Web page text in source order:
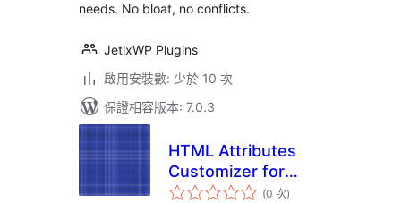
needs. No bloat, no conflicts.
JetixWP Plugins
啟用安裝數: 少於 10 次
保證相容版本: 7.0.3
HTML Attributes
Customizer for
Blocks
(0 次評
分)